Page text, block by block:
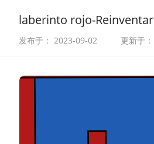
laberinto rojo-Reinventar
发布于： 2023-09-02 更新于：